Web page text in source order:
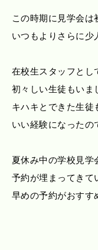
この時期に見学会は
いつもよりさらに少
在校生スタッフとし
初々しい生徒もいま
キハキとできた生徒
いい経験になったの
夏休み中の学校見学
予約が埋まってきて
早めの予約がおすす